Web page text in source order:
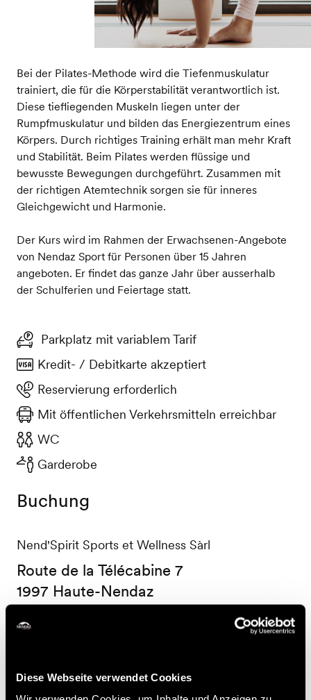
Diese Webseite verwendet Cookies
Bei der Pilates-Methode wird die Tiefenmuskulatur
trainiert, die für die Körperstabilität verantwortlich ist.
Diese tiefliegenden Muskeln liegen unter der
Rumpfmuskulatur und bilden das Energiezentrum eines
Körpers. Durch richtiges Training erhält man mehr Kraft
und Stabilität. Beim Pilates werden flüssige und
bewusste Bewegungen durchgeführt. Zusammen mit
der richtigen Atemtechnik sorgen sie für inneres
Gleichgewicht und Harmonie.
Der Kurs wird im Rahmen der Erwachsenen-Angebote
von Nendaz Sport für Personen über 15 Jahren
angeboten. Er findet das ganze Jahr über ausserhalb
der Schulferien und Feiertage statt.
Parkplatz mit variablem Tarif
Kredit- / Debitkarte akzeptiert
Reservierung erforderlich
Mit öffentlichen Verkehrsmitteln erreichbar
WC
Garderobe
Buchung
Nend'Spirit Sports et Wellness Sàrl
Route de la Télécabine 7
1997 Haute-Nendaz
+41 27 565 53 13
info@nendspirit.ch